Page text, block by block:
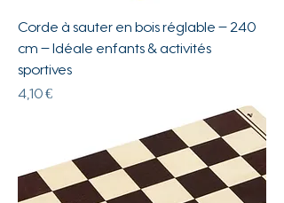
Corde à sauter en bois réglable – 240
cm – Idéale enfants & activités
sportives
Prix
4,10 €